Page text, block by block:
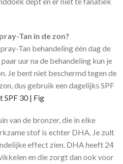
Tan in de zon?
Tan behandeling één dag de
uur na de behandeling kun je
Je bent niet beschermd tegen de
dus gebruik een dagelijks SPF
SPF 30 | Fig
van de bronzer, die in elke
stof is echter DHA. Je zult
effect zien. DHA heeft 24
en die zorgt dan ook voor